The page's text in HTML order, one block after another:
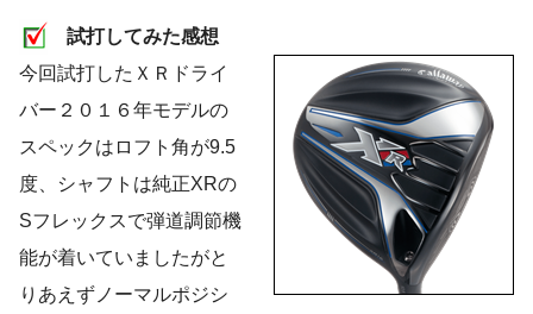
試打してみた感想
今回試打したＸＲドライ
バー２０１６年モデルの
スペックはロフト角が9.5
度、シャフトは純正XRの
Sフレックスで弾道調節機
能が着いていましたがと
りあえずノーマルポジシ